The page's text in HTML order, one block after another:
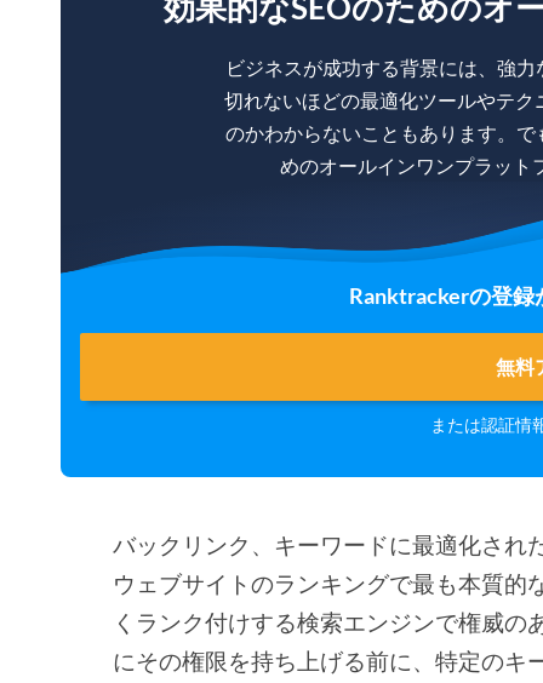
ビジネスが成功する背景には、強
切れないほどの最適化ツールやテ
のかわからないこともあります。
めのオールインワンプラット
Ranktrackerの登録
無料
または認証情
バックリンク、キーワードに最適化され
ウェブサイトのランキングで最も本質
くランク付けする検索エンジンで権威
にその権限を持ち上げる前に、特定のキ